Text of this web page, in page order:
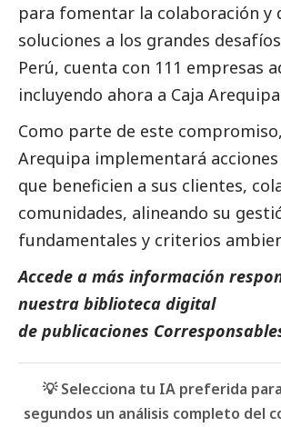
para fomentar la colaboración y
soluciones a los grandes
Perú, cuenta con 111 empresas
incluyendo ahora a Caja Arequipa
Como parte de este compromiso,
Arequipa implementará
que beneficien a sus clientes,
comunidades, alineando su
fundamentales y criterios
Accede a más información
nuestra biblioteca digital
de publicaciones
💡 Selecciona tu IA preferida
segundos un análisis completo del